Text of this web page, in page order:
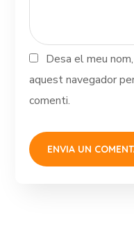
Desa el meu
aquest navegador
comenti.